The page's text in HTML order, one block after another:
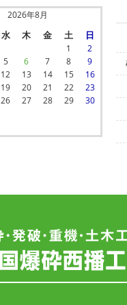
2026年8月
水 木 金 土 日
1
2
5 6 7 8
9
12 13 14 15
16
19 20 21 22
23
26 27 28 29
30